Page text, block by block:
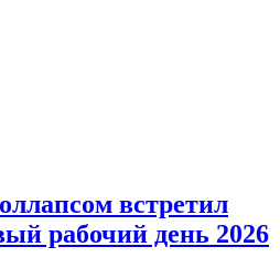
встретил
рабочий день 2026